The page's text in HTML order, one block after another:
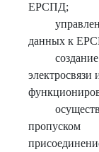
ЕРСПД;
данных к
электросвязи